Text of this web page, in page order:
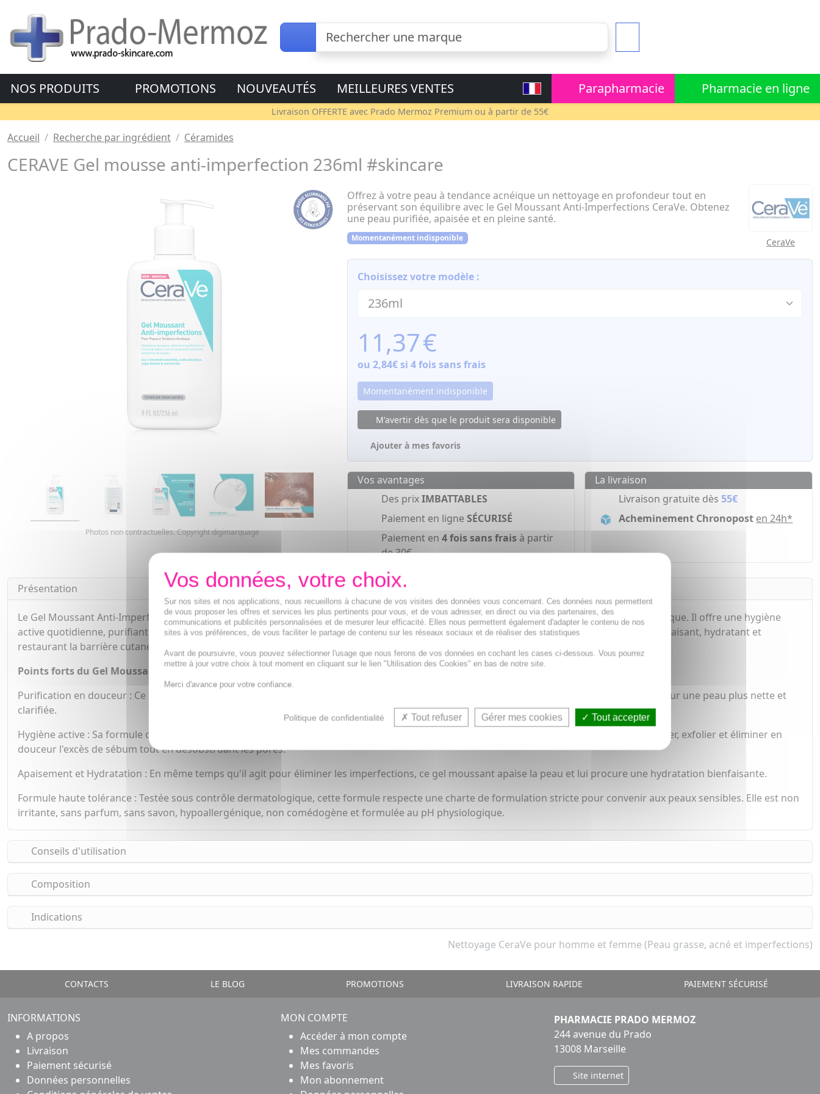
NOS PRODUITS PROMOTIONS NOUVEAUTÉS MEILLEURES VENTES Parapharmacie Pharmacie en ligne
Livraison OFFERTE avec Prado Mermoz Premium ou à partir de 55€
Accueil Recherche par ingrédient Céramides
CERAVE Gel mousse anti-imperfection 236ml #skincare
Photos non contractuelles. Copyright digimarquage
Offrez à votre peau à tendance acnéique un nettoyage en profondeur tout en
préservant son équilibre avec le Gel Moussant Anti-Imperfections CeraVe. Obtenez
une peau purifiée, apaisée et en pleine santé.
Momentanément indisponible CeraVe
Choisissez votre modèle :
11,37€
ou 2,84€si 4 fois sans frais
Momentanément indisponible
M'avertir dès que le produit sera disponible
Ajouter à mes favoris
Vos avantages
Des prixIMBATTABLES
Paiement en ligne SÉCURISÉ
Paiement en 4 fois sans fraisà partir
de 30€
La livraison
Livraison gratuite dès 55€
Acheminement Chronopost en 24h*
Présentation
Le Gel Moussant Anti-Imperfections CeraVe, développé avec des dermatologues, est un soin essentiel conçu pour les peaux à tendance acnéique. Il offre une hygiène
active quotidienne, purifiant la peau en douceur, éliminant l'excès de sébum, désobstruant les pores et éliminant les imperfections, tout en apaisant, hydratant et
restaurant la barrière cutanée dès le geste d'hygiène.
Points forts du Gel Moussant Anti-Imperfections CeraVe :
Purification en douceur : Ce gel moussant purifie la peau en douceur, éliminant l'excès de sébum et désobstruant les pores en profondeur, pour une peau plus nette et
clarifiée.
Hygiène active : Sa formule dotée de la technologie Sébum Control, enrichie à l'Acide Salicylique et à l'Argile Blanche, agit activement pour lisser, exfolier et éliminer en
douceur l'excès de sébum tout en désobstruant les pores.
Apaisement et Hydratation : En même temps qu'il agit pour éliminer les imperfections, ce gel moussant apaise la peau et lui procure une hydratation bienfaisante.
Formule haute tolérance : Testée sous contrôle dermatologique, cette formule respecte une charte de formulation stricte pour convenir aux peaux sensibles. Elle est non
irritante, sans parfum, sans savon, hypoallergénique, non comédogène et formulée au pH physiologique.
Conseils d'utilisation
Composition
Indications
Nettoyage CeraVe pour homme et femme (Peau grasse, acné et imperfections)
CONTACTS LE BLOG PROMOTIONS LIVRAISON RAPIDE PAIEMENT SÉCURISÉ
INFORMATIONS
A propos
Livraison
Paiement sécurisé
Données personnelles
MON COMPTE
Accéder à mon compte
Mes commandes
Mes favoris
Mon abonnement
PHARMACIE PRADO MERMOZ
244 avenue du Prado
13008 Marseille
Site internet
Sur nos sites et nos applications, nous recueillons à chacune de vos visites des données vous concernant. Ces données nous permettent
de vous proposer les offres et services les plus pertinents pour vous, et de vous adresser, en direct ou via des partenaires, des
communications et publicités personnalisées et de mesurer leur efficacité. Elles nous permettent également d'adapter le contenu de nos
sites à vos préférences, de vous faciliter le partage de contenu sur les réseaux sociaux et de réaliser des statistiques
Avant de poursuivre, vous pouvez sélectionner l'usage que nous ferons de vos données en cochant les cases ci-dessous. Vous pourrez
mettre à jour votre choix à tout moment en cliquant sur le lien "Utilisation des Cookies" en bas de notre site.
Merci d'avance pour votre confiance.
Politique de confidentialité Tout refuser Gérer mes cookies Tout accepter